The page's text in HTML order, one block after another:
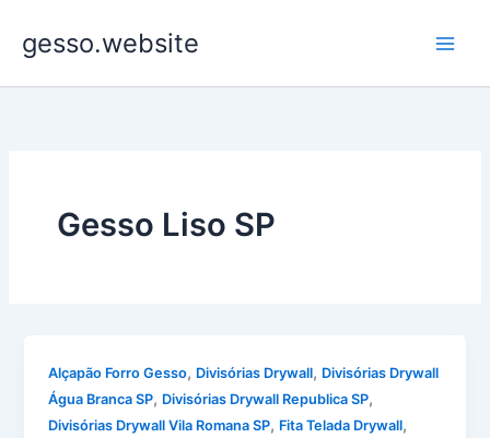
para
conteúdo
gesso.website
Gesso Liso SP
Alçapão Forro Gesso, Divisórias Drywall, Divisórias Drywall
Água Branca SP, Divisórias Drywall Republica SP,
Divisórias Drywall Vila Romana SP, Fita Telada Drywall,